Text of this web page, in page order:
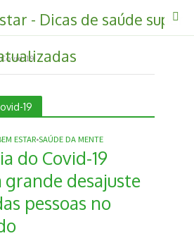
19
19
ESTAR•SAÚDE DA MENTE
do Covid-19
grande desajuste
pessoas no